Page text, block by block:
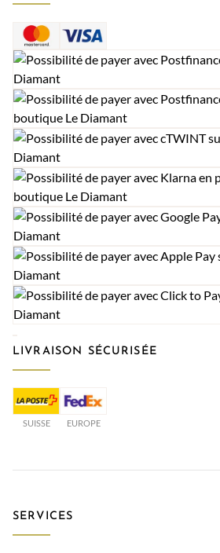
LIVRAISON SÉCURISÉE
SUISSE EUROPE
SERVICES